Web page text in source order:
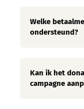
Welke
ondersteund?
Kan ik het
campagne